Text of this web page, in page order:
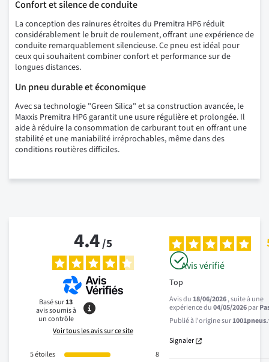
Confort et silence de conduite
La conception des rainures étroites du Premitra HP6 réduit
considérablement le bruit de roulement, offrant une expérience de
conduite remarquablement silencieuse. Ce pneu est idéal pour
ceux qui souhaitent combiner confort et performance sur de
longues distances.
Un pneu durable et économique
Avec sa technologie "Green Silica" et sa construction avancée, le
Maxxis Premitra HP6 garantit une usure régulière et prolongée. Il
aide à réduire la consommation de carburant tout en offrant une
stabilité et une maniabilité irréprochables, même dans des
conditions routières difficiles.
4.4/5
Basé sur13
avis soumis à
un contrôle
Voir tous les avis sur ce site
5étoiles
8
Avis vérifié
Top
Avis du18/06/2026, suite à une
expérience du04/05/2026par
Publié à l'origine sur
Signaler